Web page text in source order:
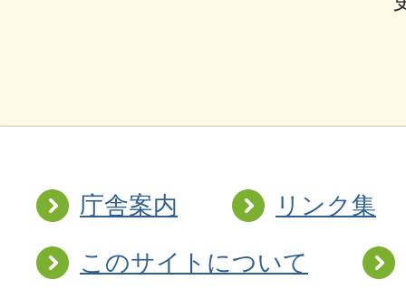
庁舎案内
リンク集
このサイトについて